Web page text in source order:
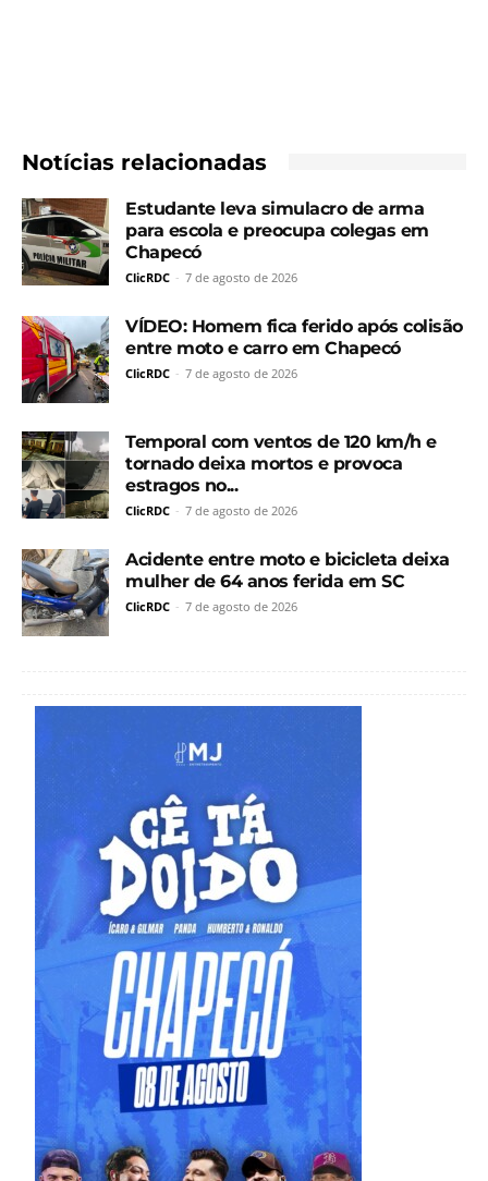
Notícias relacionadas
Estudante leva simulacro de arma
para escola e preocupa colegas em
Chapecó
ClicRDC - 7 de agosto de 2026
VÍDEO: Homem fica ferido após colisão
entre moto e carro em Chapecó
ClicRDC - 7 de agosto de 2026
Temporal com ventos de 120 km/h e
tornado deixa mortos e provoca
estragos no...
ClicRDC - 7 de agosto de 2026
Acidente entre moto e bicicleta deixa
mulher de 64 anos ferida em SC
ClicRDC - 7 de agosto de 2026